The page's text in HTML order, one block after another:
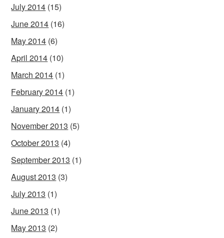
July 2014 (15)
June 2014 (16)
May 2014 (6)
April 2014 (10)
March 2014 (1)
February 2014 (1)
January 2014 (1)
November 2013 (5)
October 2013 (4)
September 2013 (1)
August 2013 (3)
July 2013 (1)
June 2013 (1)
May 2013 (2)